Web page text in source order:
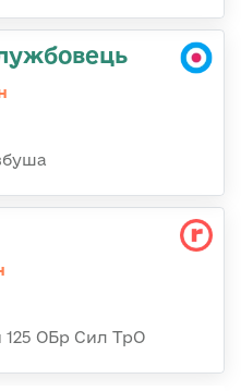
125 ОБр Сил ТрО